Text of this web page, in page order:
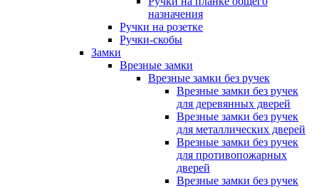
назначения
Ручки на розетке
Ручки-скобы
Замки
Врезные замки
Врезные замки без ручек
Врезные замки без ручек
для деревянных дверей
Врезные замки без ручек
для металлических дверей
Врезные замки без ручек
для противопожарных
дверей
Врезные замки без ручек